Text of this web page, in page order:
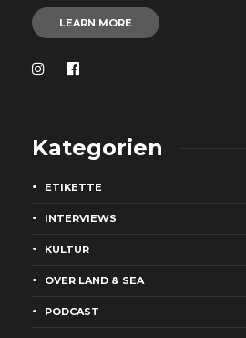
LEARN MORE
Kategorien
ETIKETTE
INTERVIEWS
KULTUR
OVER LAND & SEA
PODCAST